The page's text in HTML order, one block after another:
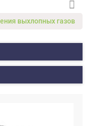
выхлопных газов